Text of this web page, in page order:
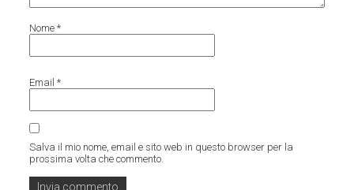
Nome*
Email*
Salva il mio nome, email e sito web in questo browser per la
prossima volta che commento.